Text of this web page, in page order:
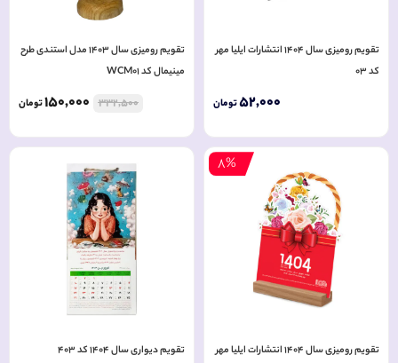
تقویم رومیزی سال 1404 انتشارات ایلیا مهر
کد 03
52,000 تومان
تقویم رومیزی سال 1403 مدل استندی طرح
مینیمال کد WCM01
332,500
150,000 تومان
8%
تقویم رومیزی سال 1404 انتشارات ایلیا مهر
تقویم دیواری سال 1404 کد 403